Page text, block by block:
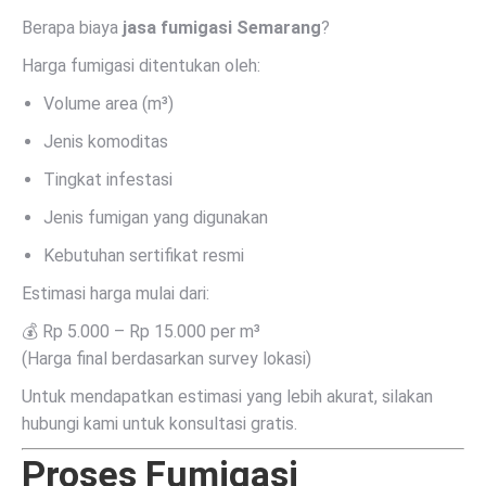
Berapa biaya jasa fumigasi Semarang?
Harga fumigasi ditentukan oleh:
Volume area (m³)
Jenis komoditas
Tingkat infestasi
Jenis fumigan yang digunakan
Kebutuhan sertifikat resmi
Estimasi harga mulai dari:
💰 Rp 5.000 – Rp 15.000 per m³
(Harga final berdasarkan survey lokasi)
Untuk mendapatkan estimasi yang lebih akurat, silakan
hubungi kami untuk konsultasi gratis.
Proses Fumigasi